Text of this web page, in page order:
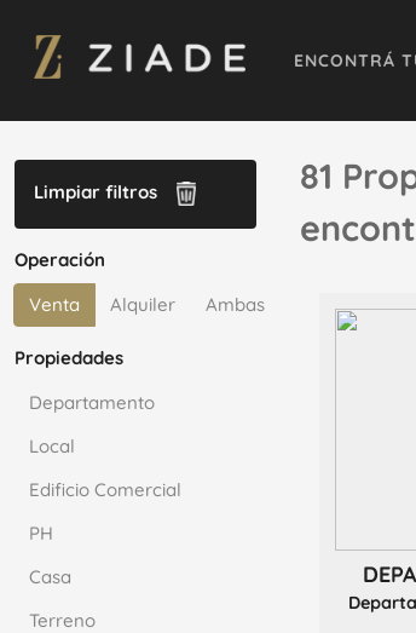
ENCONTRÁ
Limpiar filtros
Operación
Venta
Alquiler Ambas
Propiedades
Departamento
Local
Edificio Comercial
PH
Casa
Terreno
81